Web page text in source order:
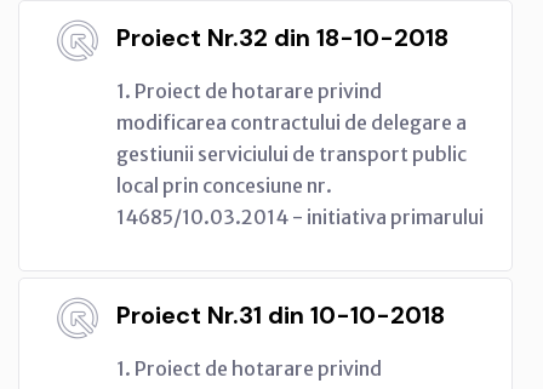
Proiect Nr.32 din 18-10-2018
1. Proiect de hotarare privind
modificarea contractului de delegare a
gestiunii serviciului de transport public
local prin concesiune nr.
14685/10.03.2014 - initiativa primarului
Proiect Nr.31 din 10-10-2018
1. Proiect de hotarare privind